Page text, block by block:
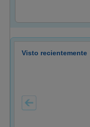
Visto recientemente